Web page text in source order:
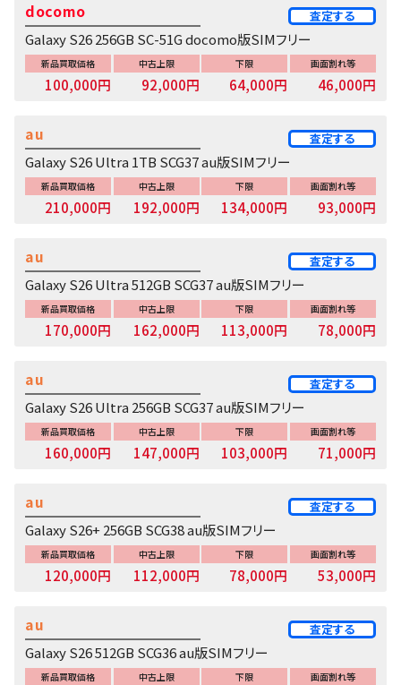
Galaxy S26 256GB SC-51G docomo版SIMフリー
docomo 査定する
新品買取価格
100,000円
中古上限
92,000円
下限
64,000円
画面割れ等
46,000円
Galaxy S26 Ultra 1TB SCG37 au版SIMフリー
au 査定する
新品買取価格
210,000円
中古上限
192,000円
下限
134,000円
画面割れ等
93,000円
Galaxy S26 Ultra 512GB SCG37 au版SIMフリー
au 査定する
新品買取価格
170,000円
中古上限
162,000円
下限
113,000円
画面割れ等
78,000円
Galaxy S26 Ultra 256GB SCG37 au版SIMフリー
au 査定する
新品買取価格
160,000円
中古上限
147,000円
下限
103,000円
画面割れ等
71,000円
Galaxy S26+ 256GB SCG38 au版SIMフリー
au 査定する
新品買取価格
120,000円
中古上限
112,000円
下限
78,000円
画面割れ等
53,000円
Galaxy S26 512GB SCG36 au版SIMフリー
au 査定する
新品買取価格 中古上限 下限 画面割れ等